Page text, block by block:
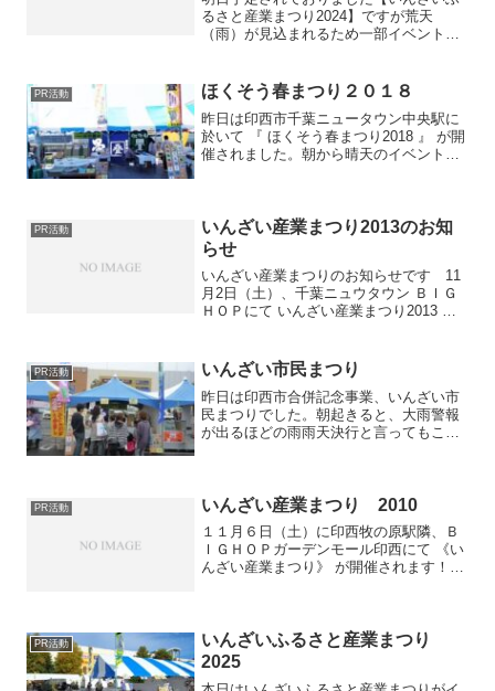
るさと産業まつり2024】ですが荒天
（雨）が見込まれるため一部イベントを
致します。私自身も非常に残念ですが天
気には敵いません。用意し...
PR活動 ほくそう春まつり２０１８
昨日は印西市千葉ニュータウン中央駅に
於いて 『 ほくそう春まつり2018 』 が開
催されました。朝から晴天のイベント日
店準備完了で...
PR活動
いんざい産業まつり2013のお知
らせ
いんざい産業まつりのお知らせです 11
月2日（土）、千葉ニュウタウン ＢＩＧ
ＨＯＰにて いんざい産業まつり2013 が
ださいませ！！開催時間は午前10時～午
後3時まで、...
PR活動 いんざい市民まつり
昨日は印西市合併記念事業、いんざい市
民まつりでした。朝起きると、大雨警報
が出るほどの雨雨天決行と言ってもこれ
雨の心配も無くなりました...
PR活動 いんざい産業まつり 2010
１１月６日（土）に印西牧の原駅隣、Ｂ
ＩＧＨＯＰガーデンモール印西にて 《い
んざい産業まつり》 が開催されます！Ｂ
（土）、午前１０時～午後３...
PR活動
いんざいふるさと産業まつり
2025